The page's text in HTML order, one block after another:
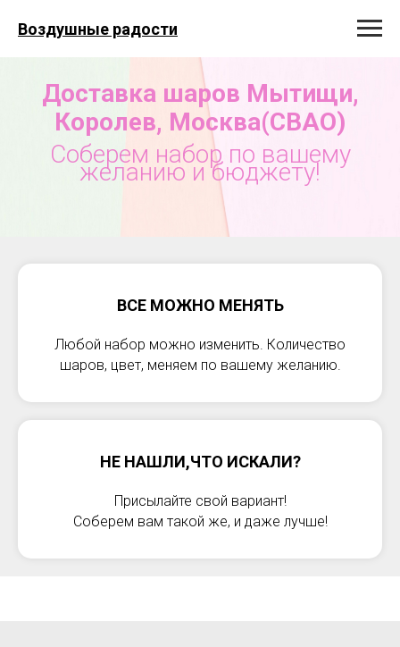
Воздушные радости
Доставка шаров Мытищи,
Королев, Москва(СВАО)
Соберем набор по вашему
желанию и бюджету!
ВСЕ МОЖНО МЕНЯТЬ
Любой набор можно изменить. Количество
шаров, цвет, меняем по вашему желанию.
НЕ НАШЛИ,ЧТО ИСКАЛИ?
Присылайте свой вариант!
Соберем вам такой же, и даже лучше!